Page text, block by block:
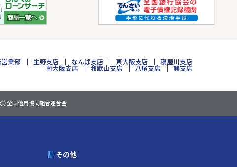
営業部 生野支店 なんば支店 東大阪支店
寝屋川支店
南大阪支店
和歌山支店 八尾支店 巽支店
）全国信用協同組合連合会
その他